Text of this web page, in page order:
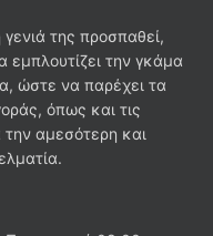
της προσπαθεί,
την γκάμα
ώστε να παρέχει τα
όπως και τις
αμεσότερη και